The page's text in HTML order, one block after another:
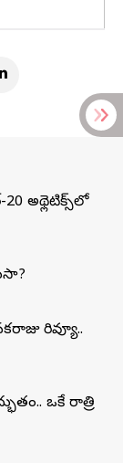
20 అథ్లెటిక్స్‌లో
రివ్యూ..
ఒకే రాత్రి